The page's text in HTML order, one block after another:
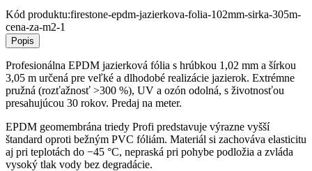
Kód produktu:firestone-epdm-jazierkova-folia-102mm-sirka-305m-
cena-za-m2-1
Popis
Profesionálna EPDM jazierková fólia s hrúbkou 1,02 mm a šírkou
3,05 m určená pre veľké a dlhodobé realizácie jazierok. Extrémne
pružná (rozťažnosť >300 %), UV a ozón odolná, s životnosťou
presahujúcou 30 rokov. Predaj na meter.
EPDM geomembrána triedy Profi predstavuje výrazne vyšší
štandard oproti bežným PVC fóliám. Materiál si zachováva elasticitu
aj pri teplotách do −45 °C, nepraská pri pohybe podložia a zvláda
vysoký tlak vody bez degradácie.